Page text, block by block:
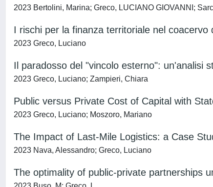
2023 Bertolini, Marina; Greco, LUCIANO GIOVANNI;
I rischi per la finanza territoriale nel coacervo
2023 Greco, Luciano
Il paradosso del "vincolo esterno": un'analisi
2023 Greco, Luciano; Zampieri, Chiara
Public versus Private Cost of Capital with
2023 Greco, Luciano; Moszoro, Mariano
The Impact of Last-Mile Logistics: a Case
2023 Nava, Alessandro; Greco, Luciano
The optimality of public-private partnerships